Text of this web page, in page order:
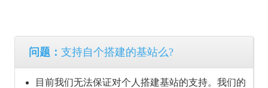
问题： 支持自个搭建的基站么?
目前我们无法保证对个人搭建基站的支持。我们的